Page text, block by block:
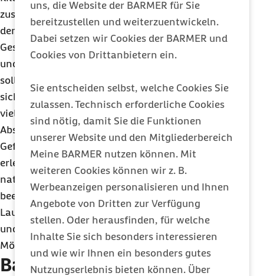
uns, die Website der BARMER für Sie
bereitzustellen und weiterzuentwickeln.
Dabei setzen wir Cookies der BARMER und
Cookies von Drittanbietern ein.
Sie entscheiden selbst, welche Cookies Sie
zulassen. Technisch erforderliche Cookies
sind nötig, damit Sie die Funktionen
unserer Website und den Mitgliederbereich
Meine BARMER nutzen können. Mit
weiteren Cookies können wir z. B.
Werbeanzeigen personalisieren und Ihnen
Angebote von Dritten zur Verfügung
stellen. Oder herausfinden, für welche
Inhalte Sie sich besonders interessieren
und wie wir Ihnen ein besonders gutes
Nutzungserlebnis bieten können. Über
zusätzlich gedämpft sind und die Kräfte, die durch
den Aufprall durch das Körpergewicht und die
Geschwindigkeit entstehen, gut verteilen können
und dadurch den Fuß entlasten. Die Dämpfung
sollte dabei allerdings nicht zu stark sein, sondern
sich auf das notwendige Maß beschränken, denn
viel Dämpfung bringt auch immer eine gewisse
Absatzhöhe mit sich. Wird diese zu hoch, steigt die
Gefahr umzuknicken und Überlastungsschäden zu
erleiden. „Der ideale Laufschuh sollte die
natürliche Bewegung des Fußes möglichst wenig
beeinflussen. Er sollte den Aufprall dämpfen, zum
Laufuntergrund und zum Körpergewicht passen
und den Fuß an beiden Seiten stützen“, fasst
Möhlendick zusammen.
Barfuß-Schuhe als